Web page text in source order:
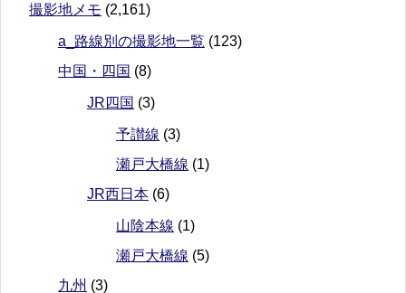
撮影地メモ (2,161)
a_路線別の撮影地一覧 (123)
中国・四国 (8)
JR四国 (3)
予讃線 (3)
瀬戸大橋線 (1)
JR西日本 (6)
山陰本線 (1)
瀬戸大橋線 (5)
九州 (3)